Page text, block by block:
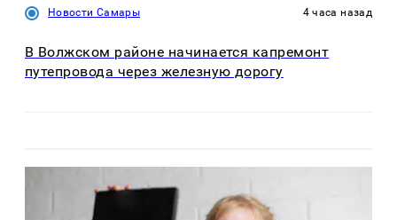
Новости Самары 4 часа назад
В Волжском районе начинается капремонт
путепровода через железную дорогу